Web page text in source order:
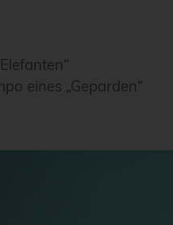
eines „Geparden“